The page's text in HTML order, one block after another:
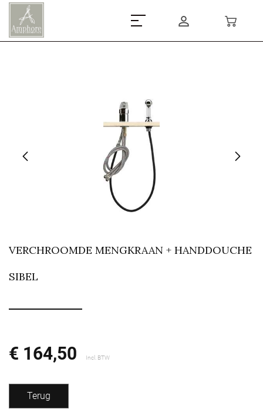
VERCHROOMDE MENGKRAAN + HANDDOUCHE
SIBEL
€ 164,50 Incl. BTW
Terug